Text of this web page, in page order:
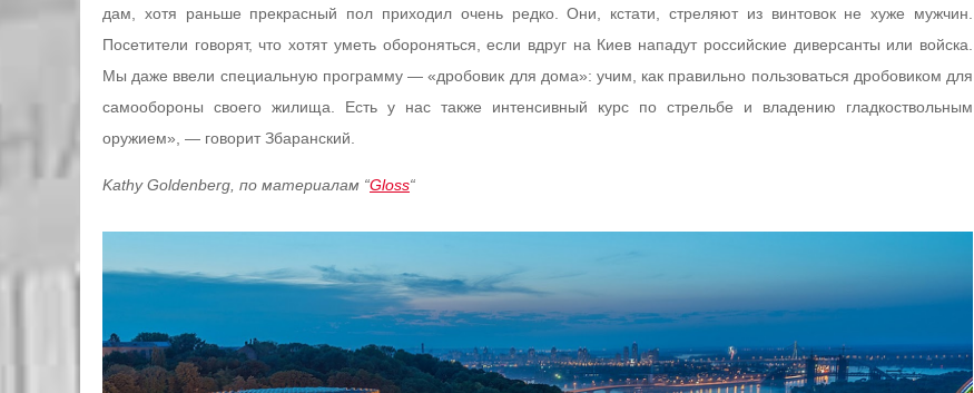
дам, хотя раньше прекрасный пол приходил очень редко. Они, кстати, стреляют из винтовок не хуже мужчин.
Посетители говорят, что хотят уметь обороняться, если вдруг на Киев нападут российские диверсанты или войска.
Мы даже ввели специальную программу — «дробовик для дома»: учим, как правильно пользоваться дробовиком для
самообороны своего жилища. Есть у нас также интенсивный курс по стрельбе и владению гладкоствольным
оружием», — говорит Збаранский.
Kathy Goldenberg, по материалам “Gloss“